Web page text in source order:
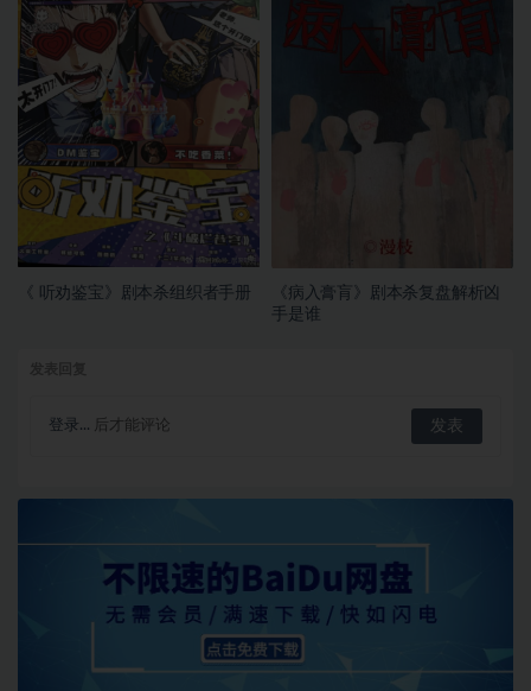
《 听劝鉴宝》剧本杀组织者手册
《病入膏肓》剧本杀复盘解析凶
手是谁
登录... 后才能评论